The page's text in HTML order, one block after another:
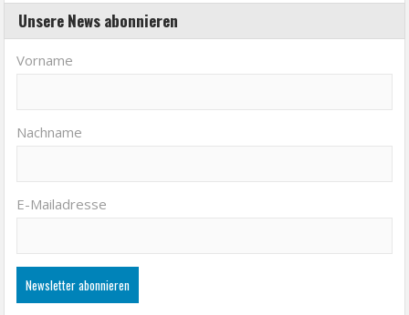
Unsere News abonnieren
Vorname
Nachname
E-Mailadresse